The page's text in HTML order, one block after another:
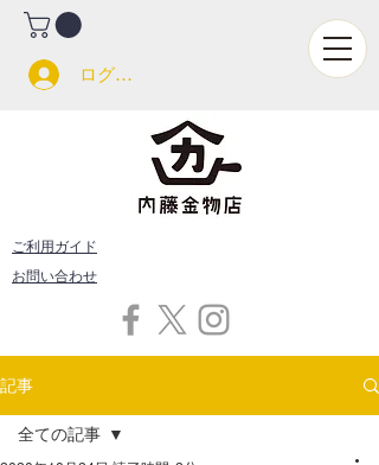
ログイン
ご利用ガイド
お問い合わせ
記事
全ての記事